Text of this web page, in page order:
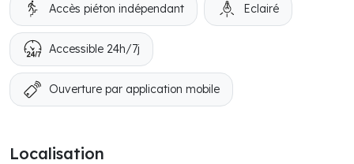
Accès piéton indépendant Eclairé
Accessible 24h/7j
Ouverture par application mobile
Localisation